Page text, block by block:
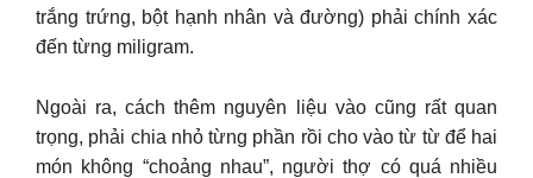
trắng trứng, bột hạnh nhân và đường) phải chính xác
đến từng miligram.
Ngoài ra, cách thêm nguyên liệu vào cũng rất quan
trọng, phải chia nhỏ từng phần rồi cho vào từ từ để hai
món không “choảng nhau”, người thợ có quá nhiều